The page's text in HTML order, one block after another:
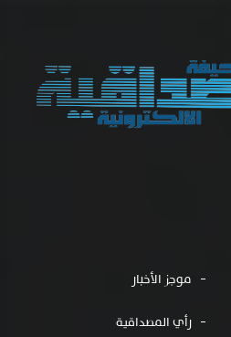
موجز الأخبار
رأي المصداقية